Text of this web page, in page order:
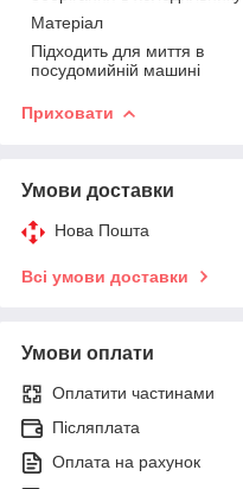
Матеріал
Підходить для миття в
посудомийній машині
Приховати
Умови доставки
Нова Пошта
Всі умови доставки
Умови оплати
Оплатити частинами
Післяплата
Оплата на рахунок